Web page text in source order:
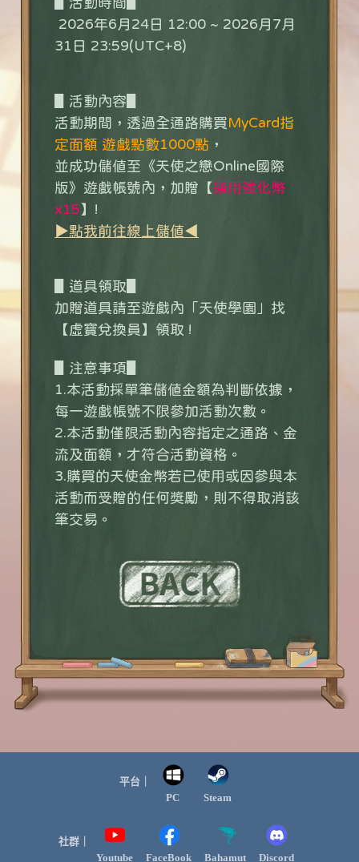
2026年6月24日 12:00 ~ 2026月7月
31日 23:59(UTC+8)
▋活動內容▋
活動期間，透過全通路購買MyCard指
定面額 遊戲點數1000點 ，
並成功儲值至《天使之戀Online國際
版》遊戲帳號內，加贈【通用強化幣
x15】!
▶點我前往線上儲值◀
▋道具領取▋
加贈道具請至遊戲內「天使學園」找
【虛寶兌換員】領取 !
▋注意事項▋
1.本活動採單筆儲值金額為判斷依據，
每一遊戲帳號不限參加活動次數。
2.本活動僅限活動內容指定之通路、金
流及面額，才符合活動資格。
3.購買的天使金幣若已使用或因參與本
活動而受贈的任何獎勵，則不得取消該
筆交易。
平台｜
PC
Steam
社群｜
Youtube
FaceBook Bahamut Discord